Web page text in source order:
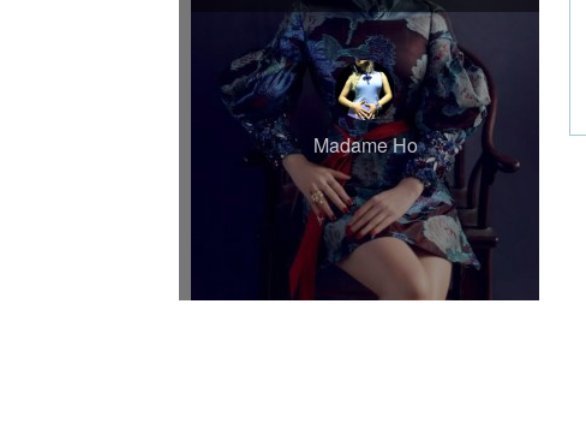
Madame Ho